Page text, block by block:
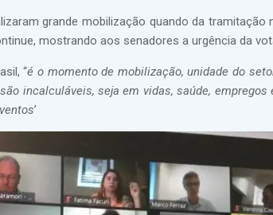
grande mobilização quando da
mostrando aos senadores a urgência da
“é o momento de mobilização, unidade do
incalculáveis, seja em vidas, saúde,
’